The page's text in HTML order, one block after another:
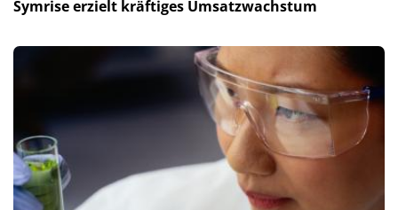
Symrise erzielt kräftiges Umsatzwachstum